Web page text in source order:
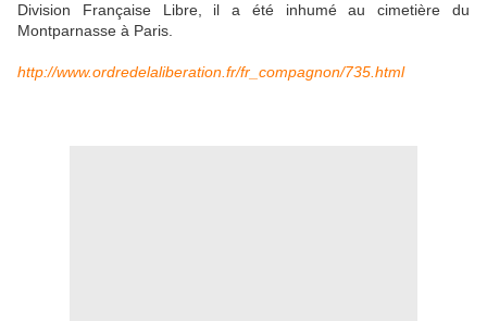
Division Française Libre, il a été inhumé au cimetière du
Montparnasse à Paris.
http://www.ordredelaliberation.fr/fr_compagnon/735.html